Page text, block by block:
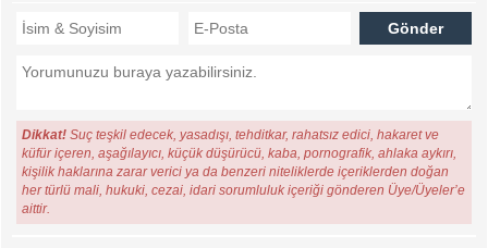
Dikkat! Suç teşkil edecek, yasadışı, tehditkar, rahatsız edici, hakaret ve
küfür içeren, aşağılayıcı, küçük düşürücü, kaba, pornografik, ahlaka aykırı,
kişilik haklarına zarar verici ya da benzeri niteliklerde içeriklerden doğan
her türlü mali, hukuki, cezai, idari sorumluluk içeriği gönderen Üye/Üyeler’e
aittir.